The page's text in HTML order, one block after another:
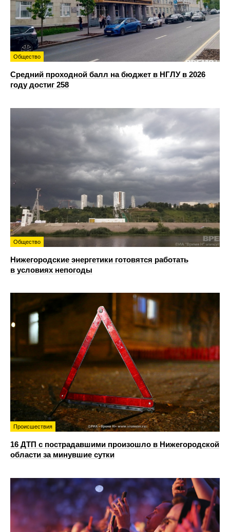
Общество
Средний проходной балл на бюджет в НГЛУ в 2026
году достиг 258
Общество
Нижегородские энергетики готовятся работать
в условиях непогоды
Происшествия
16 ДТП с пострадавшими произошло в Нижегородской
области за минувшие сутки